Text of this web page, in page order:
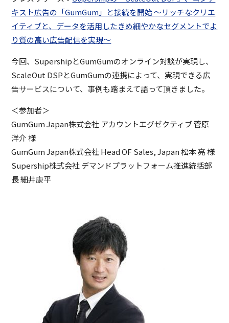
キスト広告の「GumGum」と接続を開始 〜リッチなクリエ
イティブと、データを活用したきめ細やかなセグメントでよ
り質の高い広告配信を実現〜
今回、SupershipとGumGumのオンライン対談が実現し、
ScaleOut DSPとGumGumの連携によって、実現できる広
告サービスについて、事例も踏まえて語って頂きました。
＜参加者＞
GumGum Japan株式会社 アカウントエグゼクティブ 菅原
洋介 様
GumGum Japan株式会社 Head OF Sales, Japan 松本 亮 様
Supership株式会社 デマンドプラットフォーム推進統括部
長 細井康平